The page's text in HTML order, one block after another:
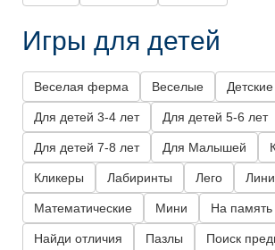
Игры для детей
Веселая ферма Веселые Детские
Для детей 3-4 лет Для детей 5-6 лет
Для детей 7-8 лет Для Малышей
Кликеры Лабиринты Лего
Математические Мини На память
Найди отличия Пазлы Поиск